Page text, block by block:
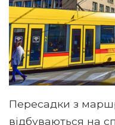
Пересадки з
відбуваються на